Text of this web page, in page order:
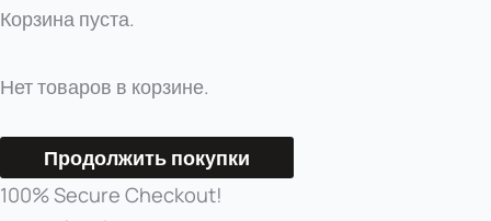
Корзина пуста.
Нет товаров в корзине.
Продолжить покупки
100% Secure Checkout!